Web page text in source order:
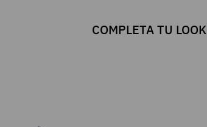
COMPLETA TU LOOK